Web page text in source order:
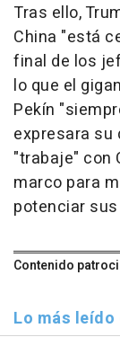
Tras ello,
China "está
final de los
lo que el
Pekín
expresara su
"trabaje" con
marco para
potenciar
Contenido
Lo más